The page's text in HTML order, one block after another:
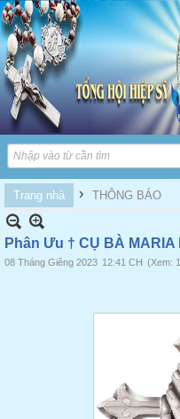
Trang nhà › THÔNG BÁO
Phân Ưu † CỤ BÀ MARIA
08 Tháng Giêng 2023 12:41 CH (Xem: